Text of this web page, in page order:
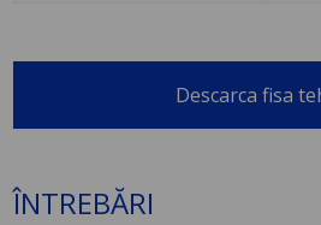
Descarca fisa
ÎNTREBĂRI